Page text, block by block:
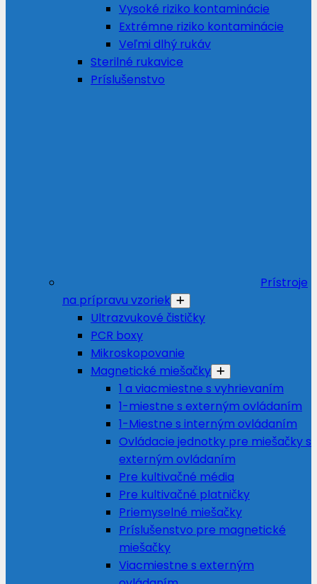
Vysoké riziko kontaminácie
Extrémne riziko kontaminácie
Veľmi dlhý rukáv
Sterilné rukavice
Príslušenstvo
Prístroje
na prípravu vzoriek
Ultrazvukové čističky
PCR boxy
Mikroskopovanie
Magnetické miešačky
1 a viacmiestne s vyhrievaním
1-miestne s externým ovládaním
1-Miestne s interným ovládaním
Ovládacie jednotky pre miešačky s
externým ovládaním
Pre kultivačné média
Pre kultivačné platničky
Priemyselné miešačky
Príslušenstvo pre magnetické
miešačky
Viacmiestne s externým